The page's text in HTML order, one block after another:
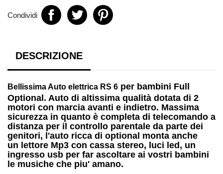
Condividi
DESCRIZIONE
BellissimaAuto elettrica RS 6 per bambini Full
Optional. Auto di altissima qualità dotata di 2
motori con marcia avanti e indietro. Massima
sicurezza in quanto è completa di telecomando a
distanza per il controllo parentale da parte dei
genitori, l'auto ricca di optional monta anche
un lettore Mp3 con cassa stereo, luci led, un
ingresso usb per far ascoltare ai vostri bambini
le musiche che piu' amano.